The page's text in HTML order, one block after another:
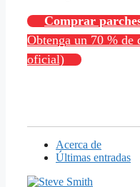
Comprar
Obtenga un 70 % de
oficial)
Acerca de
Últimas entradas